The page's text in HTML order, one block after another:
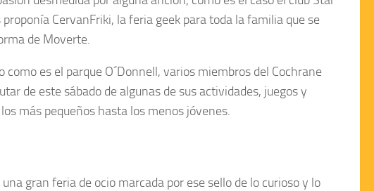
proponía CervanFriki, la feria geek para toda la familia que se
de Moverte.
como es el parque O´Donnell, varios miembros del Cochrane
de este sábado de algunas de sus actividades, juegos y
más pequeños hasta los menos jóvenes.
gran feria de ocio marcada por ese sello de lo curioso y lo